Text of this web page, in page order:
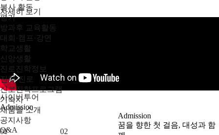
봉사 활동
평가
방과후 교육활동
대회·캠프·강연
학교생활
신앙생활
진로진학정보
진학·진로
진로진학프로그램
기숙사
채움뜰 소개
공지사항
Q&A
자세히 보기
사이버투어
Admission
01 02
Admission
꿈을 향한 첫 걸음, 대성과 함